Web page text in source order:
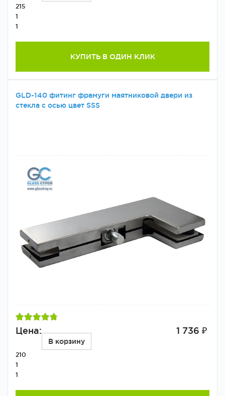
215
1
1
КУПИТЬ В ОДИН КЛИК
GLD-140 фитинг фрамуги маятниковой двери из
стекла с осью цвет SSS
Цена: 1 736 ₽
В корзину
210
1
1